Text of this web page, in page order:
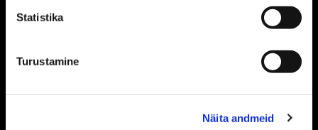
Statistika
Turustamine
Näita andmeid